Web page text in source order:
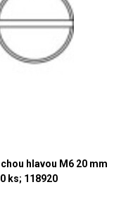
hlavou M6 20 mm
ks; 118920